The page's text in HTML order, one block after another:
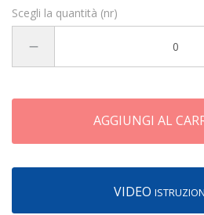
Scegli la quantità (nr)
VIDEO
AGGIUNGI AL